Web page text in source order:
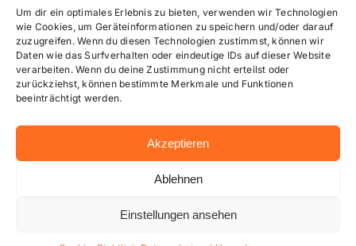
Um dir ein optimales Erlebnis zu bieten, verwenden wir Technologien
wie Cookies, um Geräteinformationen zu speichern und/oder darauf
zuzugreifen. Wenn du diesen Technologien zustimmst, können wir
Daten wie das Surfverhalten oder eindeutige IDs auf dieser Website
verarbeiten. Wenn du deine Zustimmung nicht erteilst oder
zurückziehst, können bestimmte Merkmale und Funktionen
beeinträchtigt werden.
Akzeptieren
Ablehnen
Einstellungen ansehen
Cookie-Richtlinie (EU)
Mediendaten
© 2026 - Wiesbadenaktuell ...online besser informiert!